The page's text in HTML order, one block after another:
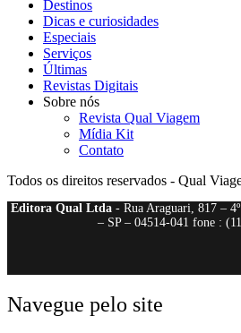
Destinos
Dicas e curiosidades
Especiais
Serviços
Últimas
Revistas Digitais
Sobre nós
Revista Qual Viagem
Mídia Kit
Contato
Todos os direitos reservados - Qual
Editora Qual Ltda- Rua Araguari, 817 –
– SP – 04514-041 fone :
Navegue pelo site